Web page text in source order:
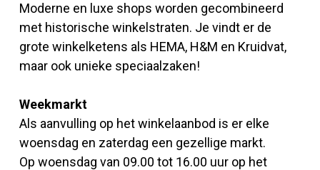
Moderne en luxe shops worden gecombineerd
met historische winkelstraten. Je vindt er de
grote winkelketens als HEMA, H&M en Kruidvat,
maar ook unieke speciaalzaken!
Weekmarkt
Als aanvulling op het winkelaanbod is er elke
woensdag en zaterdag een gezellige markt.
Op woensdag van 09.00 tot 16.00 uur op het